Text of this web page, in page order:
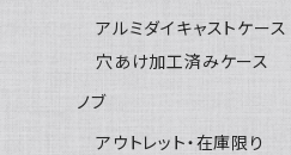
アルミダイキャストケース
穴あけ加工済みケース
ノブ
アウトレット・在庫限り